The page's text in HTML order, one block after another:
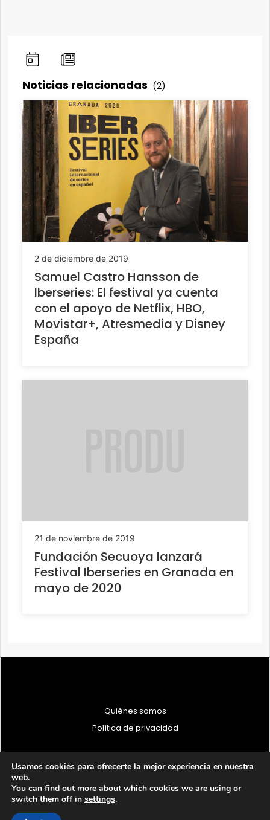
Noticias relacionadas (2)
2 de diciembre de 2019
Samuel Castro Hansson de
Iberseries: El festival ya cuenta
con el apoyo de Netflix, HBO,
Movistar+, Atresmedia y Disney
España
21 de noviembre de 2019
Fundación Secuoya lanzará
Festival Iberseries en Granada en
mayo de 2020
Quiénes somos
Política de privacidad
© 1997 - 2026 PRODU - Todos los derechos reservados
Usamos cookies para ofrecerte la mejor experiencia en nuestra
web.
You can find out more about which cookies we are using or
switch them off in settings.